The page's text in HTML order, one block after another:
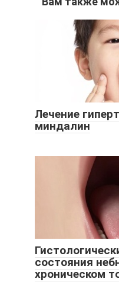
Лечение
миндалин
состояния
хроническом